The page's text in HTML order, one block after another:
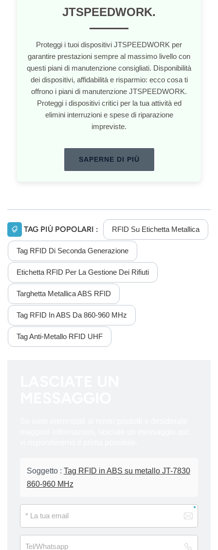
JTSPEEDWORK.
Proteggi i tuoi dispositivi JTSPEEDWORK per
garantire prestazioni sempre al massimo livello con
questi piani di manutenzione consigliati. Disponibilità
dei dispositivi, affidabilità e risparmio: ecco cosa ti
offrono i piani di manutenzione JTSPEEDWORK.
Proteggi i dispositivi critici per la tua attività ed
elimini interruzioni e spese di riparazione
impreviste.
SAPERNE DI PIÙ
TAG PIÙ POPOLARI : RFID Su Etichetta Metallica
Tag RFID Di Seconda Generazione
Etichetta RFID Per La Gestione Dei Rifiuti
Targhetta Metallica ABS RFID
Tag RFID In ABS Da 860-960 MHz
Tag Anti-Metallo RFID UHF
Soggetto : Tag RFID in ABS su metallo JT-7830
860-960 MHz